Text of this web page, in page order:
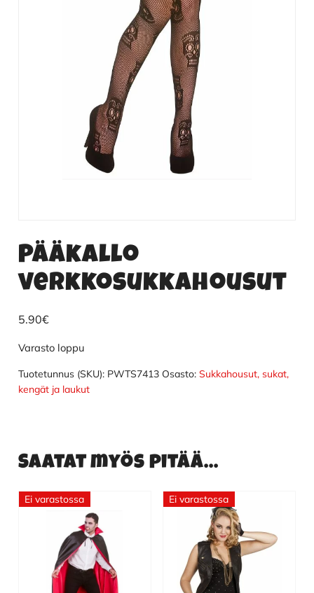
Pääkallo
verkkosukkahousut
5.90€
Varasto loppu
Tuotetunnus (SKU): PWTS7413 Osasto: Sukkahousut, sukat,
kengät ja laukut
Saatat myös pitää...
Ei varastossa Ei varastossa